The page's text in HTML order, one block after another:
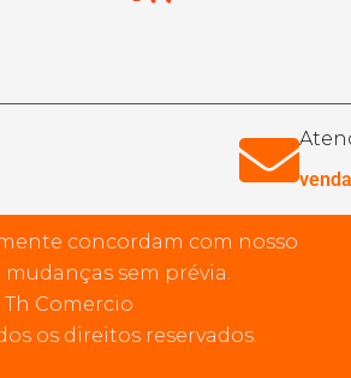
concordam com nosso
sem prévia.
Th Comercio
os direitos reservados.